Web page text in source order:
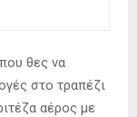
θες να
στο τραπέζι
αέρος με